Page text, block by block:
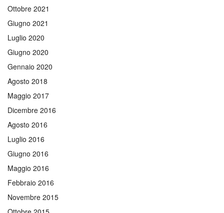
Ottobre 2021
Giugno 2021
Luglio 2020
Giugno 2020
Gennaio 2020
Agosto 2018
Maggio 2017
Dicembre 2016
Agosto 2016
Luglio 2016
Giugno 2016
Maggio 2016
Febbraio 2016
Novembre 2015